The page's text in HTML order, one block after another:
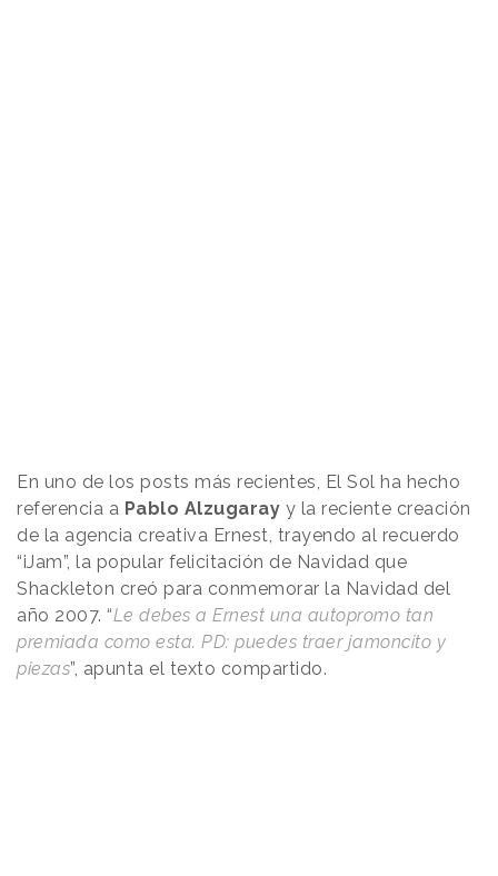
En uno de los posts más recientes, El Sol ha hecho
referencia a Pablo Alzugaray y la reciente creación
de la agencia creativa Ernest, trayendo al recuerdo
“iJam”, la popular felicitación de Navidad que
Shackleton creó para conmemorar la Navidad del
año 2007. “Le debes a Ernest una autopromo tan
premiada como esta. PD: puedes traer jamoncito y
piezas”, apunta el texto compartido.